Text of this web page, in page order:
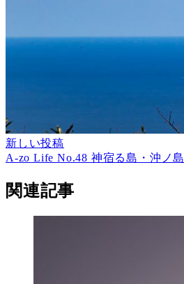
新しい投稿
A-zo Life No.48 神宿る島・沖ノ島
関連記事